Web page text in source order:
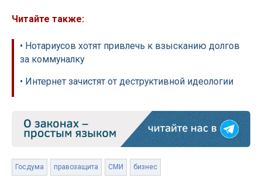
Читайте также:
• Нотариусов хотят привлечь к взысканию долгов
за коммуналку
• Интернет зачистят от деструктивной идеологии
Госдума правозащита СМИ бизнес